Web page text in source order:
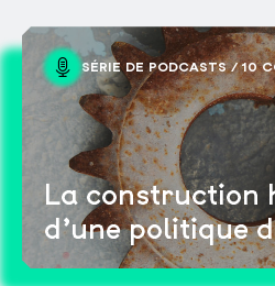
SÉRIE DE PODCASTS / 10
La construction
d’une politique